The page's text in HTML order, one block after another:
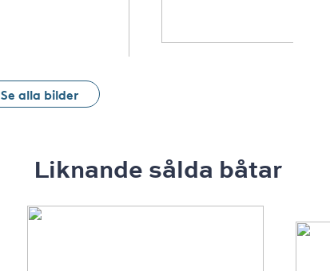
Se alla bilder
Liknande sålda båtar